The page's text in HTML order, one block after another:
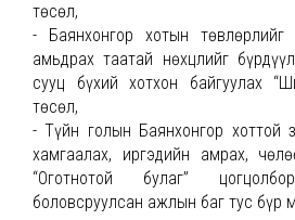
төсөл,
- Баянхонгор хотын төвлөрлийг
амьдрах таатай нөхцлийг
сууц бүхий хотхон байгуулах
төсөл,
- Түйн голын Баянхонгор хоттой
хамгаалах, иргэдийн амрах,
“Оготнотой булаг”
боловсруулсан ажлын баг тус бүр